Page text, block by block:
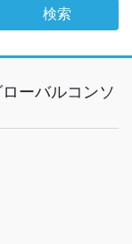
ーバルコンソ